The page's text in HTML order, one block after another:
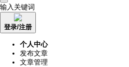
输入关键词
登录/注册
个人中心
发布文章
文章管理